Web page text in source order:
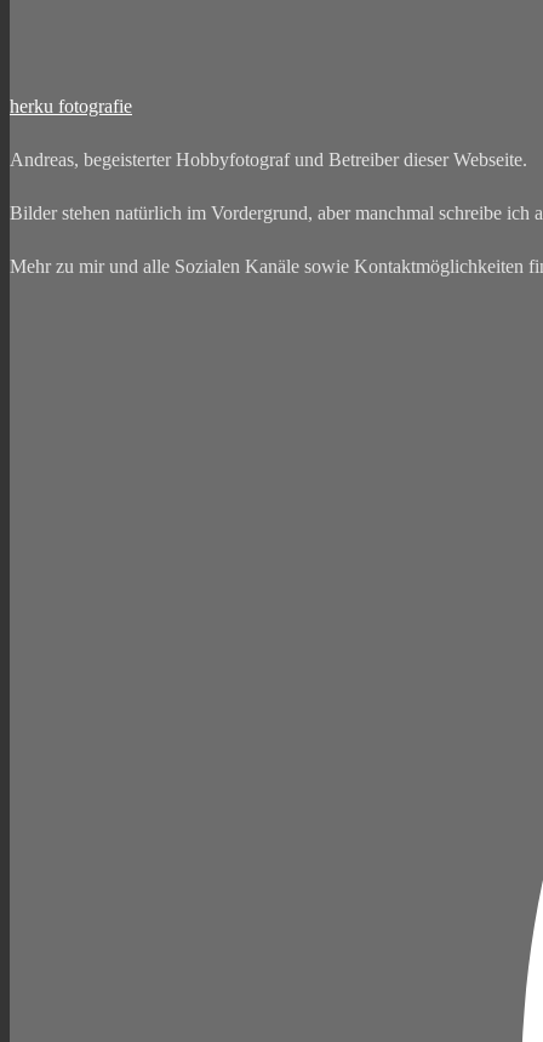
herku fotografie
Andreas, begeisterter Hobbyfotograf und Betreiber dieser Webseite.
Bilder stehen natürlich im Vordergrund, aber manchmal schreibe ich
Mehr zu mir und alle Sozialen Kanäle sowie Kontaktmöglichkeiten